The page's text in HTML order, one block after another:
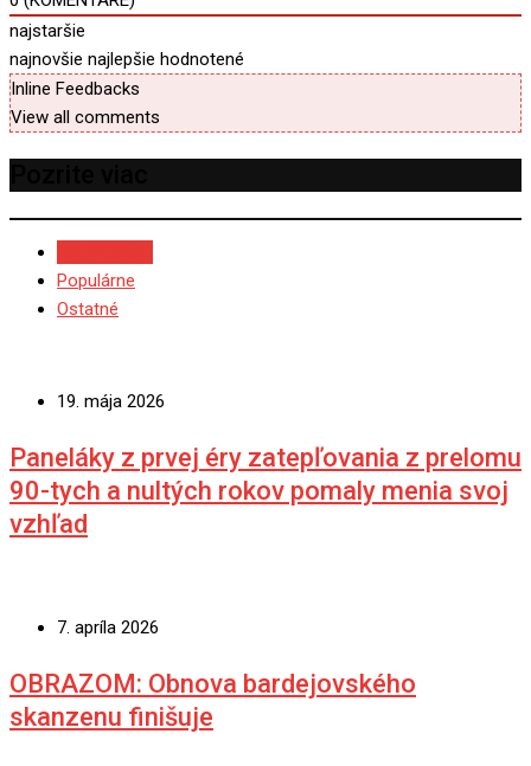
najstaršie
najnovšie najlepšie hodnotené
Inline Feedbacks
View all comments
Populárne
Ostatné
19. mája 2026
Paneláky z prvej éry zatepľovania z prelomu
90-tych a nultých rokov pomaly menia svoj
vzhľad
7. apríla 2026
OBRAZOM: Obnova bardejovského
skanzenu finišuje